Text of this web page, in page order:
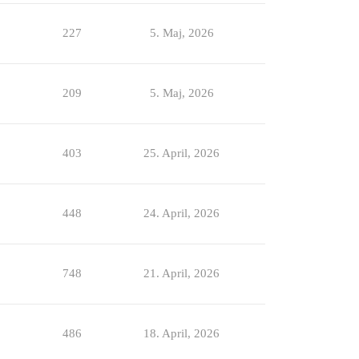
227 5. Maj, 2026
209 5. Maj, 2026
403 25. April, 2026
448 24. April, 2026
748 21. April, 2026
486 18. April, 2026